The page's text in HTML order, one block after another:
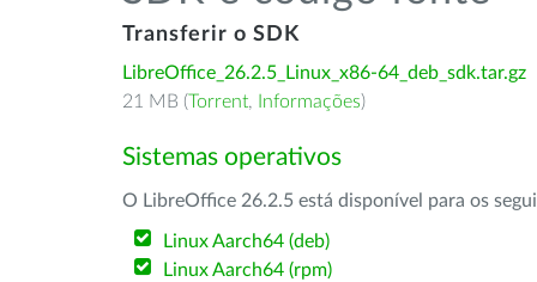
Transferir o SDK
LibreOffice_26.2.5_Linux_x86-64_deb_sdk.tar.gz
21 MB (Torrent, Informações)
Sistemas operativos
O LibreOffice 26.2.5 está disponível para os
Linux Aarch64 (deb)
Linux Aarch64 (rpm)